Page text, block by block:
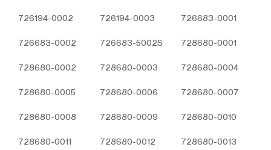
726194-0002 726194-0003 726683-0001
726683-0002 726683-5002S 728680-0001
728680-0002 728680-0003 728680-0004
728680-0005 728680-0006 728680-0007
728680-0008 728680-0009 728680-0010
728680-0011 728680-0012 728680-0013
sonra bile saklı kalır. Tarayıcınızın ayarlarından
klasörlerinde tutulurlar.
amacınız gibi hususlar göz önünde bulundurarak
kullanılabilmektedir.
İnternet Sitemiz tarafından oluşturulmuş bir çerez